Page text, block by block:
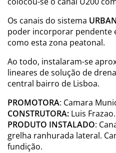
Os canais do sistema URBAN
poder incorporar pendente
como esta zona peatonal.
Ao todo, instalaram-se
lineares de solução de
central bairro de Lisboa.
PROMOTORA: Camara
CONSTRUTORA: Luis Frazao.
PRODUTO INSTALADO:
grelha ranhurada lateral.
fundição.